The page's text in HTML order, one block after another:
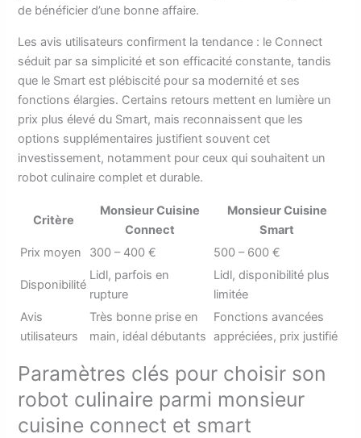
de bénéficier d’une bonne affaire.
Les avis utilisateurs confirment la tendance : le Connect
séduit par sa simplicité et son efficacité constante, tandis
que le Smart est plébiscité pour sa modernité et ses
fonctions élargies. Certains retours mettent en lumière un
prix plus élevé du Smart, mais reconnaissent que les
options supplémentaires justifient souvent cet
investissement, notamment pour ceux qui souhaitent un
robot culinaire complet et durable.
Critère
Monsieur Cuisine
Connect
Monsieur Cuisine
Smart
Prix moyen
300 – 400 € 500 – 600 €
Disponibilité
Lidl, parfois en
rupture
Lidl, disponibilité plus
limitée
Avis
utilisateurs
Très bonne prise en
main, idéal débutants
Fonctions avancées
appréciées, prix justifié
Paramètres clés pour choisir son
robot culinaire parmi monsieur
cuisine connect et smart